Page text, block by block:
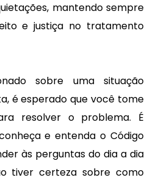
mantendo sempre
e justiça no tratamento
sobre uma situação
é esperado que você tome
resolver o problema. É
e entenda o Código
às perguntas do dia a dia
tiver certeza sobre como